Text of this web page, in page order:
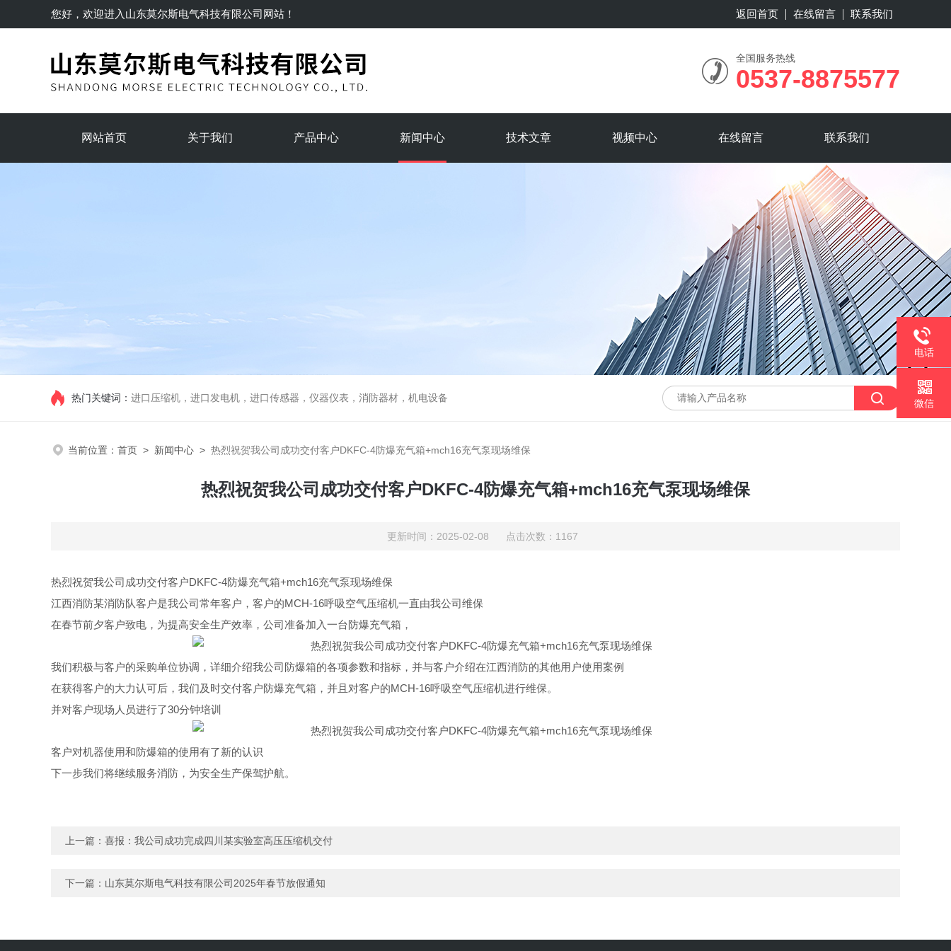
您好，欢迎进入 山东莫尔斯电气科技有限公司网站！ 返回首页 在线留言 联系我们
全国服务热线
0537-8875577
网站首页 关于我们 产品中心 新闻中心 技术文章 视频中心 在线留言 联系我们
热门关键词： 进口压缩机，进口发电机，进口传感器，仪器仪表，消防器材，机电设备
当前位置： 首页 > 新闻中心 > 热烈祝贺我公司成功交付客户DKFC-4防爆充气箱+mch16充气泵现场维保
热烈祝贺我公司成功交付客户DKFC-4防爆充气箱+mch16充气泵现场维保
更新时间：2025-02-08 点击次数：1167
热烈祝贺我公司成功交付客户DKFC-4防爆充气箱+mch16充气泵现场维保
江西消防某消防队客户是我公司常年客户，客户的MCH-16呼吸空气压缩机一直由我公司维保
在春节前夕客户致电，为提高安全生产效率，公司准备加入一台防爆充气箱，
我们积极与客户的采购单位协调，详细介绍我公司防爆箱的各项参数和指标，并与客户介绍在江西消防的其他用户使用案例
在获得客户的大力认可后，我们及时交付客户防爆充气箱，并且对客户的MCH-16呼吸空气压缩机进行维保。
并对客户现场人员进行了30分钟培训
客户对机器使用和防爆箱的使用有了新的认识
下一步我们将继续服务消防，为安全生产保驾护航。
上一篇： 喜报：我公司成功完成四川某实验室高压压缩机交付
下一篇： 山东莫尔斯电气科技有限公司2025年春节放假通知
电话
微信